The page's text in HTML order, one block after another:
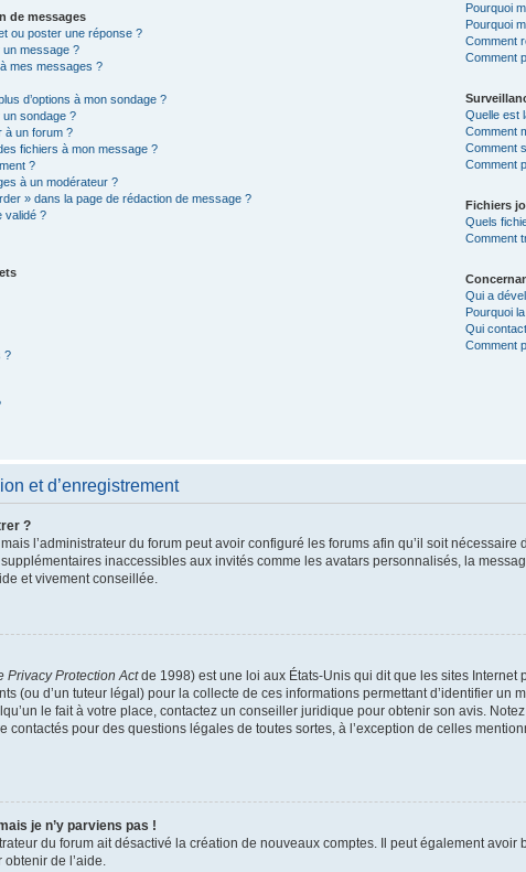
de messages
ou poster une réponse ?
un message ?
mes messages ?
d’options à mon sondage ?
un sondage ?
à un forum ?
fichiers à mon message ?
?
à un modérateur ?
» dans la page de rédaction de message ?
validé ?
?
Pourquoi
Pourquoi
Comment
Comment
Quelle est
Comment
Comment
Comment
Fichiers
Quels
Comment
Qui a
Pourquoi
Qui
Comment
et d’enregistrement
?
l’administrateur du forum peut avoir configuré les forums afin qu’il soit
inaccessibles aux invités comme les avatars personnalisés, la
et vivement conseillée.
Privacy Protection Actde 1998) est une loi aux États-Unis qui dit que les sites
(ou d’un tuteur légal) pour la collecte de ces informations permettant d’identifier
le fait à votre place, contactez un conseiller juridique pour obtenir son avis.
contactés pour des questions légales de toutes sortes, à l’exception de celles
je n’y parviens pas !
du forum ait désactivé la création de nouveaux comptes. Il peut également
de l’aide.